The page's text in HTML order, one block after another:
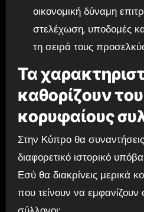
οικονομική δύναμη
στελέχωση, υποδομές
τη σειρά τους
Τα
καθορίζουν
κορυφαίους
Στην Κύπρο θα
διαφορετικό ιστορικό
Εσύ θα διακρίνεις μερικά
που τείνουν να εμφανίζουν